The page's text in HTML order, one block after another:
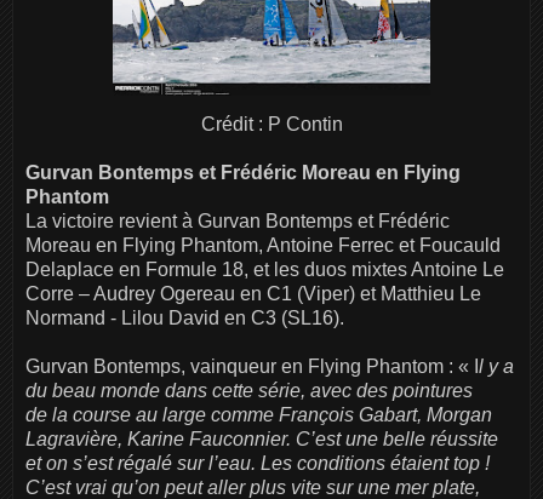
Crédit : P Contin
Gurvan Bontemps et Frédéric Moreau en Flying
Phantom
La victoire revient à Gurvan Bontemps et Frédéric
Moreau en Flying Phantom, Antoine Ferrec et Foucauld
Delaplace en Formule 18, et les duos mixtes Antoine Le
Corre – Audrey Ogereau en C1 (Viper) et Matthieu Le
Normand - Lilou David en C3 (SL16).
Gurvan Bontemps, vainqueur en Flying Phantom : « I l y a
du beau monde dans cette série, avec des pointures
de la course au large comme François Gabart, Morgan
Lagravière, Karine Fauconnier. C’est une belle réussite
et on s’est régalé sur l’eau. Les conditions étaient top !
C’est vrai qu’on peut aller plus vite sur une mer plate,